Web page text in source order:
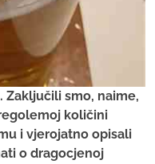
Zaključili smo, naime,
količini
i vjerojatno opisali
o dragocjenoj